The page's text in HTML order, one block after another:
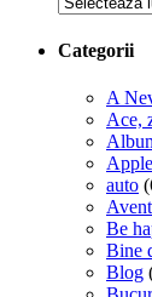
Categorii
A
Ace,
auto
Be
Bine
Blog